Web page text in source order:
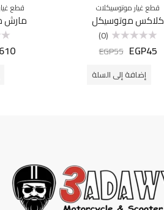
قطع غيار موتوسيكلات
كلاكس موتوسيكل
التقييم
(0)
EGP45
EGP55
إضافة إلى السلة
قطع
مارش
610